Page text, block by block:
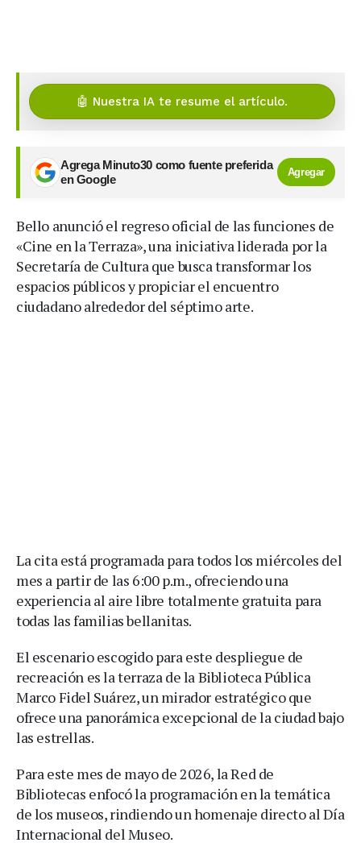
🤖 Nuestra IA te resume el artículo.
Agrega Minuto30 como fuente preferida
en Google
Agregar
Bello anunció el regreso oficial de las funciones de
«Cine en la Terraza», una iniciativa liderada por la
Secretaría de Cultura que busca transformar los
espacios públicos y propiciar el encuentro
ciudadano alrededor del séptimo arte.
La cita está programada para todos los miércoles del
mes a partir de las 6:00 p.m., ofreciendo una
experiencia al aire libre totalmente gratuita para
todas las familias bellanitas.
El escenario escogido para este despliegue de
recreación es la terraza de la Biblioteca Pública
Marco Fidel Suárez, un mirador estratégico que
ofrece una panorámica excepcional de la ciudad bajo
las estrellas.
Para este mes de mayo de 2026, la Red de
Bibliotecas enfocó la programación en la temática
de los museos, rindiendo un homenaje directo al Día
Internacional del Museo.